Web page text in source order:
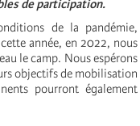
de participation.
de la pandémie,
année, en 2022, nous
le camp. Nous espérons
objectifs de mobilisation
pourront également